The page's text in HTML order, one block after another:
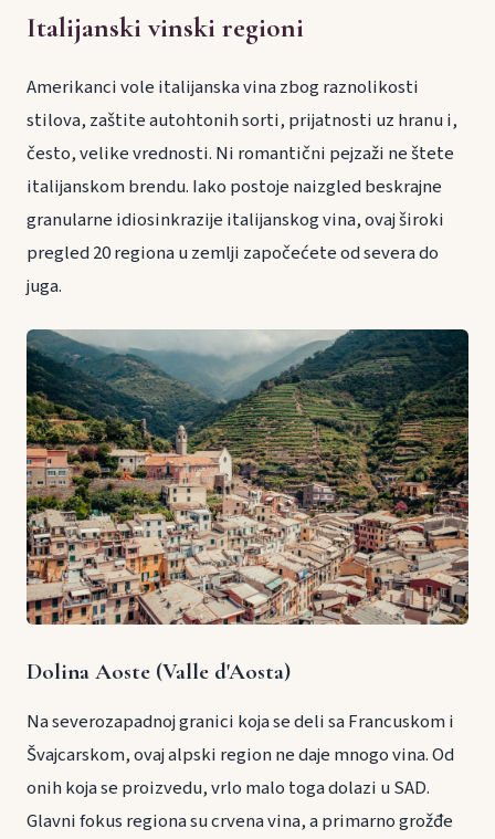
Italijanski vinski regioni
Amerikanci vole italijanska vina zbog raznolikosti
stilova, zaštite autohtonih sorti, prijatnosti uz hranu i,
često, velike vrednosti. Ni romantični pejzaži ne štete
italijanskom brendu. Iako postoje naizgled beskrajne
granularne idiosinkrazije italijanskog vina, ovaj široki
pregled 20 regiona u zemlji započećete od severa do
juga.
Dolina Aoste (Valle d'Aosta)
Na severozapadnoj granici koja se deli sa Francuskom i
Švajcarskom, ovaj alpski region ne daje mnogo vina. Od
onih koja se proizvedu, vrlo malo toga dolazi u SAD.
Glavni fokus regiona su crvena vina, a primarno grožđe